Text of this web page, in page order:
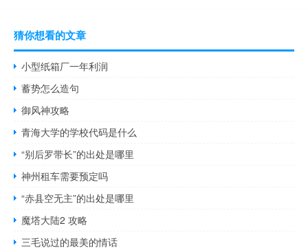
猜你想看的文章
小型纸箱厂一年利润
蓄势怎么造句
御风神攻略
青海大学的学校代码是什么
“别后罗带长”的出处是哪里
神州租车需要预定吗
“赤县空无主”的出处是哪里
魔塔大陆2 攻略
三毛说过的最美的情话